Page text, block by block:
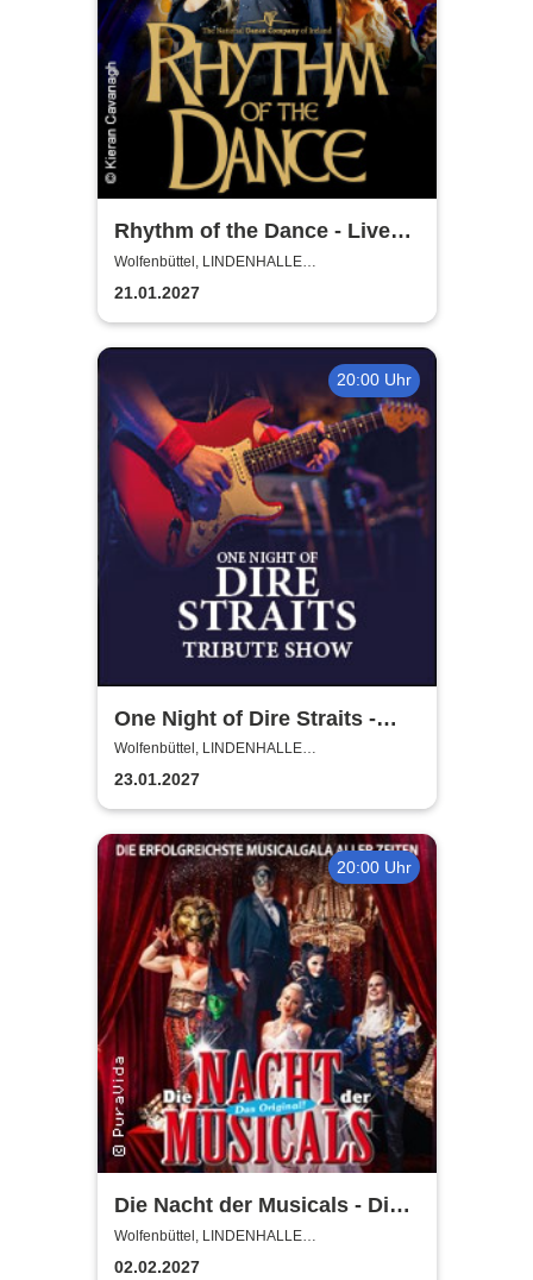
Rhythm of the Dance - Live
2027
Wolfenbüttel, LINDENHALLE
WOLFENBÜTTEL
21.01.2027
20:00 Uhr
One Night of Dire Straits -
Tribute Show
Wolfenbüttel, LINDENHALLE
WOLFENBÜTTEL
23.01.2027
20:00 Uhr
Die Nacht der Musicals - Die
erfolgreichste Musicalgala
aller Zeiten
Wolfenbüttel, LINDENHALLE
WOLFENBÜTTEL
02.02.2027